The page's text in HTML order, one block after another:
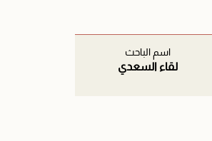
اسم الباحث
لقاء السعدي